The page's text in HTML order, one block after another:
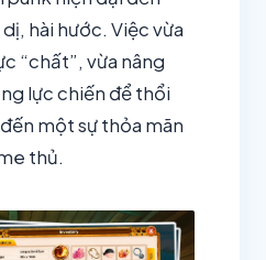
hài hước. Việc vừa
“chất”, vừa nâng
lực chiến để thổi
một sự thỏa mãn
thủ.